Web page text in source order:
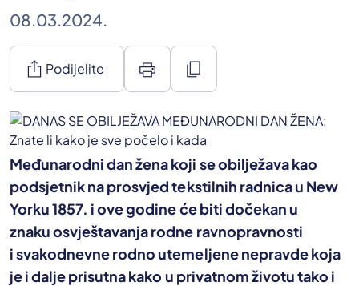
08.03.2024.
ios_share Podijelite print content_copy
Međunarodni dan žena koji se obilježava kao
podsjetnik na prosvjed tekstilnih radnica u New
Yorku 1857. i ove godine će biti dočekan u
znaku osvještavanja rodne ravnopravnosti
i svakodnevne rodno utemeljene nepravde koja
je i dalje prisutna kako u privatnom životu tako i